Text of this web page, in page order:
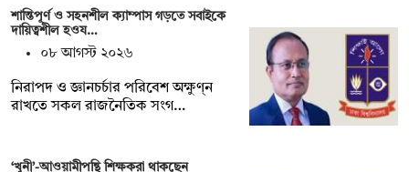
শান্তিপূর্ণ ও সহনশীল ক্যাম্পাস গড়তে সবাইকে
দায়িত্বশীল হওয…
০৮ আগস্ট ২০২৬
নিরাপদ ও জ্ঞানচর্চার পরিবেশ অক্ষুণ্ন
রাখতে সকল রাজনৈতিক সংগ…
‘খুনী’-আওয়ামীপন্থি শিক্ষকরা থাকছেন